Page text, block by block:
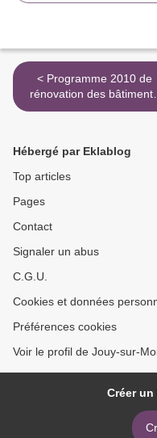
< Programme 2010 de
rénovation des bâtiments
communaux
Hébergé par Eklablog
Top articles
Pages
Contact
Signaler un abus
C.G.U.
Cookies et données
Préférences cookies
Voir le profil de Jouy-sur-
Créer